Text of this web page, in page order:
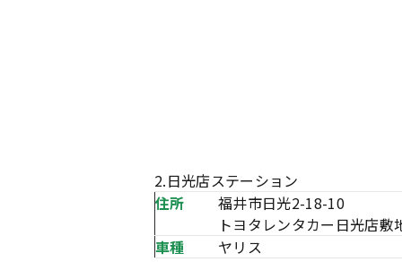
2.日光店ステーション
住所
福井市日光2-18-10
トヨタレンタカー日光店敷
車種
ヤリス